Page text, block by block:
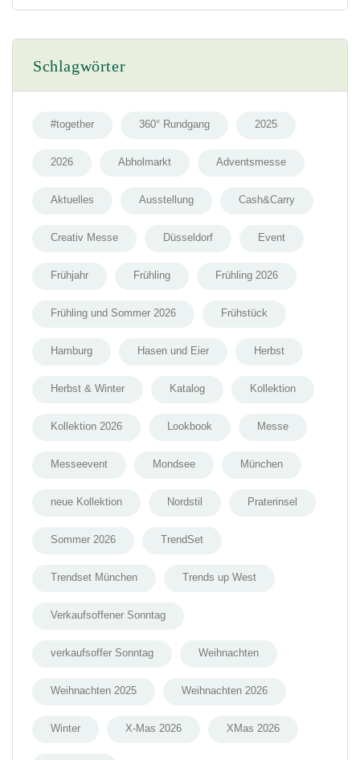
Schlagwörter
#together 360° Rundgang 2025
2026 Abholmarkt Adventsmesse
Aktuelles Ausstellung Cash&Carry
Creativ Messe Düsseldorf Event
Frühjahr Frühling Frühling 2026
Frühling und Sommer 2026 Frühstück
Hamburg Hasen und Eier Herbst
Herbst & Winter Katalog Kollektion
Kollektion 2026 Lookbook Messe
Messeevent Mondsee München
neue Kollektion Nordstil Praterinsel
Sommer 2026 TrendSet
Trendset München Trends up West
Verkaufsoffener Sonntag
verkaufsoffer Sonntag Weihnachten
Weihnachten 2025 Weihnachten 2026
Winter X-Mas 2026 XMas 2026